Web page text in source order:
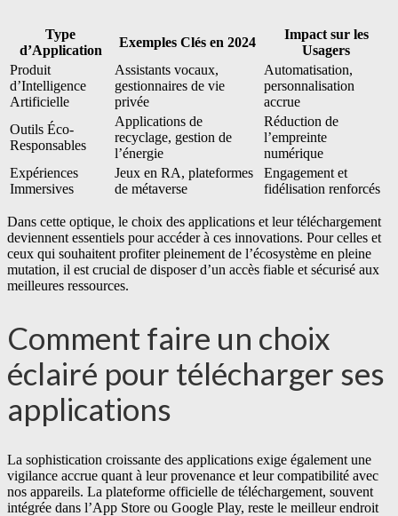
Type
d’Application
Exemples Clés en 2024
Impact sur les
Usagers
Produit
d’Intelligence
Artificielle
Assistants vocaux,
gestionnaires de vie
privée
Automatisation,
personnalisation
accrue
Outils Éco-
Responsables
Applications de
recyclage, gestion de
l’énergie
Réduction de
l’empreinte
numérique
Expériences
Immersives
Jeux en RA, plateformes
de métaverse
Engagement et
fidélisation renforcés
Dans cette optique, le choix des applications et leur téléchargement
deviennent essentiels pour accéder à ces innovations. Pour celles et
ceux qui souhaitent profiter pleinement de l’écosystème en pleine
mutation, il est crucial de disposer d’un accès fiable et sécurisé aux
meilleures ressources.
Comment faire un choix
éclairé pour télécharger ses
applications
La sophistication croissante des applications exige également une
vigilance accrue quant à leur provenance et leur compatibilité avec
nos appareils. La plateforme officielle de téléchargement, souvent
intégrée dans l’App Store ou Google Play, reste le meilleur endroit